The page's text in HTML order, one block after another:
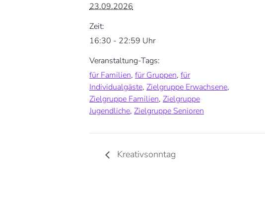
23.09.2026
Zeit:
16:30 - 22:59 Uhr
Veranstaltung-Tags:
für Familien, für Gruppen, für
Individualgäste, Zielgruppe Erwachsene,
Zielgruppe Familien, Zielgruppe
Jugendliche, Zielgruppe Senioren
Kreativsonntag